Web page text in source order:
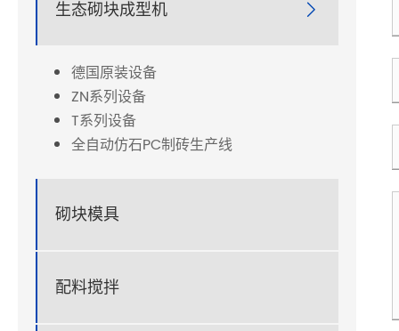
生态砌块成型机 
德国原装设备
ZN系列设备
T系列设备
全自动仿石PC制砖生产线
砌块模具
配料搅拌